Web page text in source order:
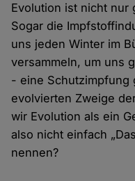
Evolution ist nicht
Sogar die
uns jeden Winter im
versammeln, um uns
- eine Schutzimpfung
evolvierten Zweige
wir Evolution als ein
also nicht einfach
nennen?